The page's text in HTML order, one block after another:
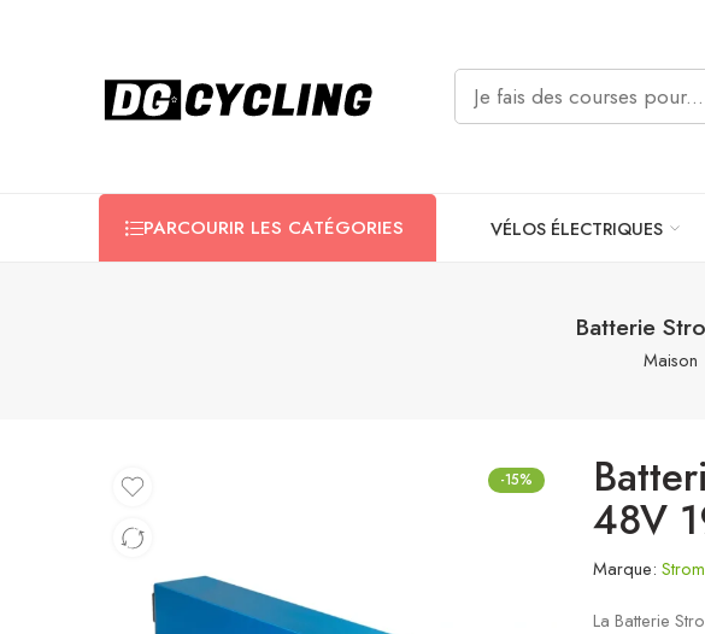
PARCOURIR LES CATÉGORIES VÉLOS ÉLECTRIQUES
Batterie
Maison
-15%
48V
Marque:
La Batterie